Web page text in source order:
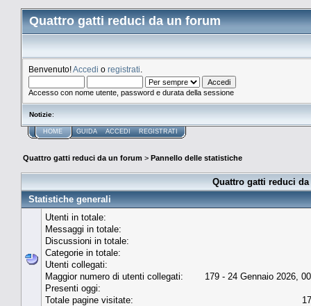
Quattro gatti reduci da un forum
Benvenuto!Accedi o registrati
Accesso con nome utente, password e durata della sessione
Notizie:
HOME GUIDA ACCEDI REGISTRATI
Quattro gatti reduci da un forum > Pannello delle statistiche
Quattro gatti reduci
Statistiche generali
Utenti in totale:
Messaggi in totale:
Discussioni in totale:
Categorie in totale:
Utenti collegati:
Maggior numero di utenti collegati:
179 - 24 Gennaio 2026,
Presenti oggi:
Totale pagine visitate: